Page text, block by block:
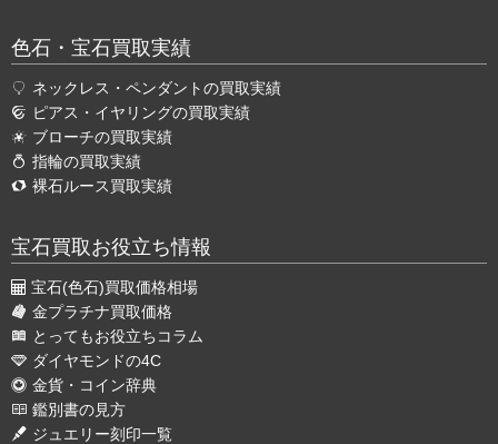
色石・宝石買取実績
ネックレス・ペンダントの買取実績
ピアス・イヤリングの買取実績
ブローチの買取実績
指輪の買取実績
裸石ルース買取実績
宝石買取お役立ち情報
宝石(色石)買取価格相場
金プラチナ買取価格
とってもお役立ちコラム
ダイヤモンドの4C
金貨・コイン辞典
鑑別書の見方
ジュエリー刻印一覧